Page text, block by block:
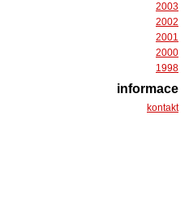
2003
2002
2001
2000
1998
informace
kontakt